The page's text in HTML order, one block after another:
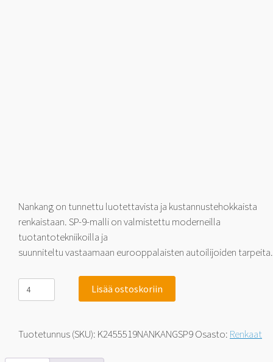
Nankang on tunnettu luotettavista ja kustannustehokkaista
renkaistaan. SP-9-malli on valmistettu moderneilla
tuotantotekniikoilla ja
suunniteltu vastaamaan eurooppalaisten autoilijoiden tarpeita.
Nankang
SP-
9
107
Lisää ostoskoriin
Tuotetunnus (SKU): K2455519NANKANGSP9Osasto: Renkaat